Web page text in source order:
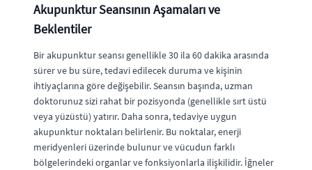
Akupunktur Seansının Aşamaları ve
Beklentiler
Bir akupunktur seansı genellikle 30 ila 60 dakika arasında
sürer ve bu süre, tedavi edilecek duruma ve kişinin
ihtiyaçlarına göre değişebilir. Seansın başında, uzman
doktorunuz sizi rahat bir pozisyonda (genellikle sırt üstü
veya yüzüstü) yatırır. Daha sonra, tedaviye uygun
akupunktur noktaları belirlenir. Bu noktalar, enerji
meridyenleri üzerinde bulunur ve vücudun farklı
bölgelerindeki organlar ve fonksiyonlarla ilişkilidir. İğneler